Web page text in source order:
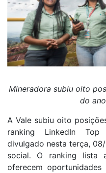
Mineradora subiu oito
do
A Vale subiu oito
ranking LinkedIn Top
divulgado nesta terça,
social. O ranking lista
oferecem